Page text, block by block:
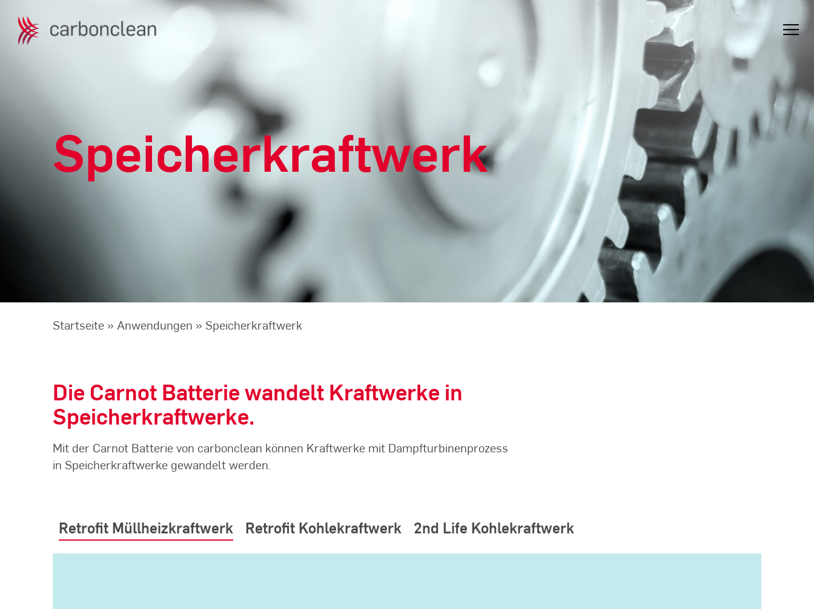
Speicherkraftwerk
Startseite » Anwendungen » Speicherkraftwerk
Die Carnot Batterie wandelt Kraftwerke in
Speicherkraftwerke.
Mit der Carnot Batterie von carbonclean können Kraftwerke mit Dampfturbinenprozess
in Speicherkraftwerke gewandelt werden.
Retrofit Müllheizkraftwerk Retrofit Kohlekraftwerk 2nd Life Kohlekraftwerk